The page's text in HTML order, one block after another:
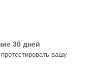
30 дней
вашу